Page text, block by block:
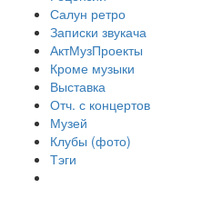
Салун ретро
Записки звукача
АктМузПроекты
Кроме музыки
Выставка
Отч. с концертов
Музей
Клубы (фото)
Тэги